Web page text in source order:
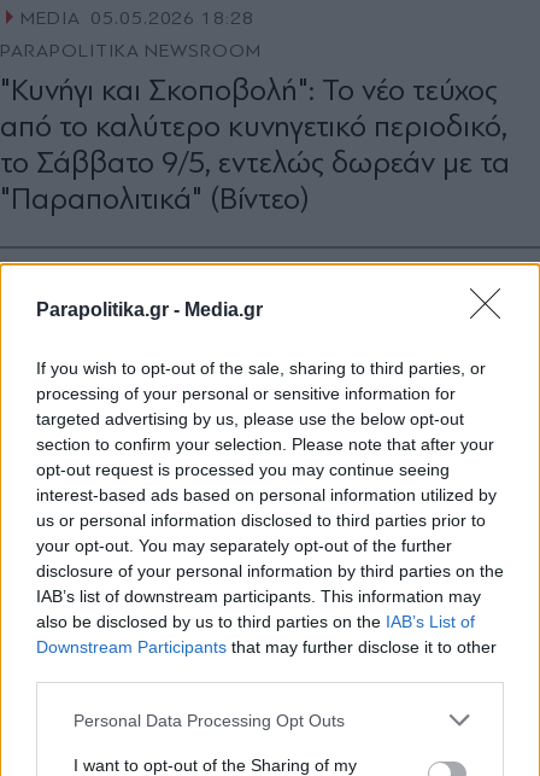
Parapolitika.gr - Media.gr
If you wish to opt-out of the sale, sharing to third parties, or
processing of your personal or sensitive information for
targeted advertising by us, please use the below opt-out
section to confirm your selection. Please note that after your
opt-out request is processed you may continue seeing
interest-based ads based on personal information utilized by
us or personal information disclosed to third parties prior to
your opt-out. You may separately opt-out of the further
disclosure of your personal information by third parties on the
IAB’s list of downstream participants. This information may
also be disclosed by us to third parties on the IAB’s List of
Downstream Participants that may further disclose it to other
Personal Data Processing Opt Outs
I want to opt-out of the Sharing of my
MEDIA 05.05.2026 18:28
PARAPOLITIKA NEWSROOM
"Κυνήγι και Σκοποβολή": Το νέο τεύχος
από το καλύτερο κυνηγετικό περιοδικό,
το Σάββατο 9/5, εντελώς δωρεάν με τα
"Παραπολιτικά" (Βίντεο)
Εγγραφή στο newsletter